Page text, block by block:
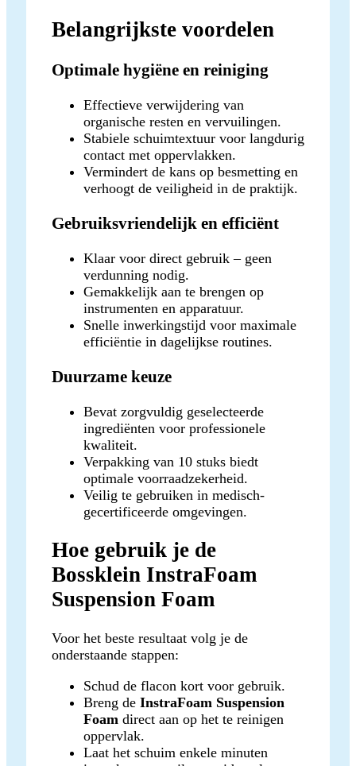
Belangrijkste voordelen
Optimale hygiëne en reiniging
Effectieve verwijdering van
organische resten en vervuilingen.
Stabiele schuimtextuur voor langdurig
contact met oppervlakken.
Vermindert de kans op besmetting en
verhoogt de veiligheid in de praktijk.
Gebruiksvriendelijk en efficiënt
Klaar voor direct gebruik – geen
verdunning nodig.
Gemakkelijk aan te brengen op
instrumenten en apparatuur.
Snelle inwerkingstijd voor maximale
efficiëntie in dagelijkse routines.
Duurzame keuze
Bevat zorgvuldig geselecteerde
ingrediënten voor professionele
kwaliteit.
Verpakking van 10 stuks biedt
optimale voorraadzekerheid.
Veilig te gebruiken in medisch-
gecertificeerde omgevingen.
Hoe gebruik je de
Bossklein InstraFoam
Suspension Foam
Voor het beste resultaat volg je de
onderstaande stappen:
Schud de flacon kort voor gebruik.
Breng de InstraFoam Suspension
Foam direct aan op het te reinigen
oppervlak.
Laat het schuim enkele minuten